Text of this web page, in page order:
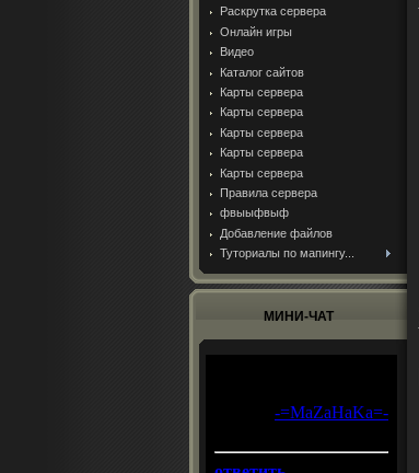
Раскрутка сервера
Онлайн игры
Видео
Каталог сайтов
Карты сервера
Карты сервера
Карты сервера
Карты сервера
Карты сервера
Правила сервера
фвыыфвыф
Добавление файлов
Туториалы по мапингу...
МИНИ-ЧАТ